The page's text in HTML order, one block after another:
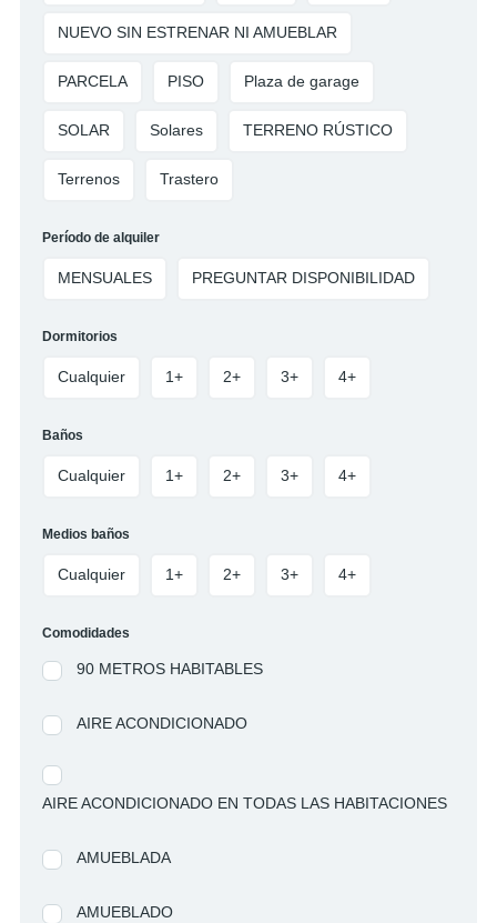
NUEVO SIN ESTRENAR NI AMUEBLAR
PARCELA PISO Plaza de garage
SOLAR Solares TERRENO RÚSTICO
Terrenos Trastero
Período de alquiler
MENSUALES PREGUNTAR DISPONIBILIDAD
Dormitorios
Cualquier 1+ 2+ 3+ 4+
Baños
Cualquier 1+ 2+ 3+ 4+
Medios baños
Cualquier 1+ 2+ 3+ 4+
Comodidades
90 METROS HABITABLES
AIRE ACONDICIONADO
AIRE ACONDICIONADO EN TODAS LAS HABITACIONES
AMUEBLADA
AMUEBLADO